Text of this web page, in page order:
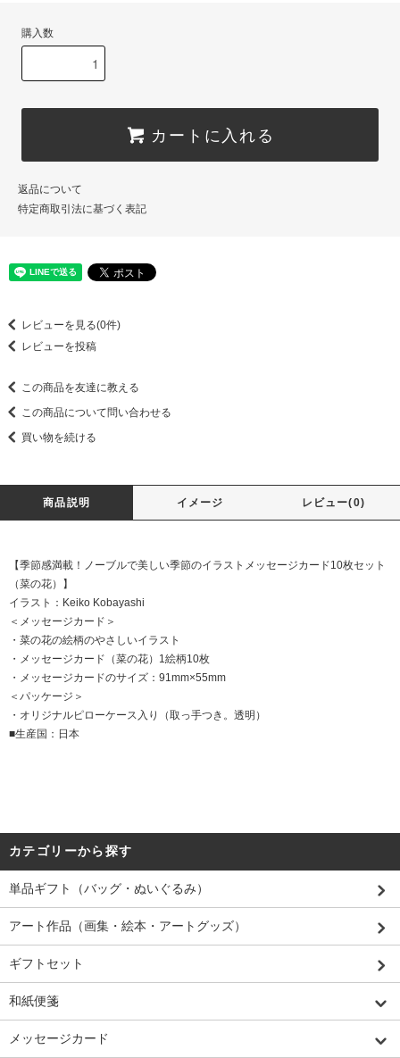
購入数
カートに入れる
返品について
特定商取引法に基づく表記
レビューを見る(0件)
レビューを投稿
この商品を友達に教える
この商品について問い合わせる
買い物を続ける
商品説明 イメージ レビュー(0)
【季節感満載！ノーブルで美しい季節のイラストメッセージカード10枚セット
（菜の花）】
イラスト：Keiko Kobayashi
＜メッセージカード＞
・菜の花の絵柄のやさしいイラスト
・メッセージカード（菜の花）1絵柄10枚
・メッセージカードのサイズ：91mm×55mm
＜パッケージ＞
・オリジナルピローケース入り（取っ手つき。透明）
■生産国：日本
カテゴリーから探す
単品ギフト（バッグ・ぬいぐるみ）
アート作品（画集・絵本・アートグッズ）
ギフトセット
和紙便箋
メッセージカード